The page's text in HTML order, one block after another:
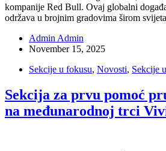
kompanije Red Bull. Ovaj globalni
održava u brojnim gradovima širom
Admin Admin
November 15, 2025
Sekcije u fokusu, Novosti, Sekcije
Sekcija za prvu pomoć
na međunarodnoj trci